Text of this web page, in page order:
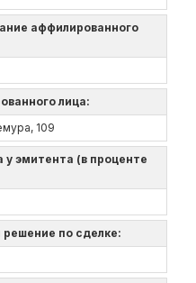
аффилированного
лица:
109
эмитента (в проценте
по сделке: